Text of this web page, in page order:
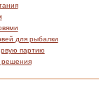
для рыбалки
партию